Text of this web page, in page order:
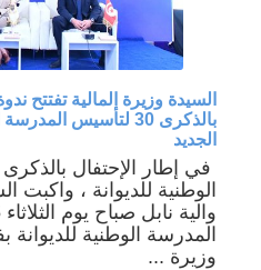
السيدة وزيرة المالية تفتتح
بالذكرى 30 لتأسيس
الجديد
الوطنية للديوانة ، واكبت
المدرسة الوطنية للديوانة
وزيرة ...